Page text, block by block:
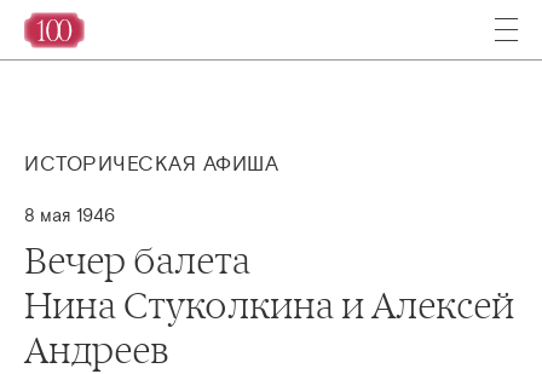
ИСТОРИЧЕСКАЯ АФИША
8 мая 1946
Вечер балета
Нина Стуколкина и Алексей
Андреев